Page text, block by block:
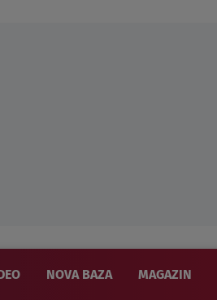
NOVA BAZA MAGAZIN